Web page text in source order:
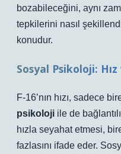
bozabileceğini, aynı
tepkilerini nasıl
konudur.
Sosyal Psikoloji:
F-16’nın hızı, sadece
psikoloji ile de
hızla seyahat etmesi,
fazlasını ifade eder.